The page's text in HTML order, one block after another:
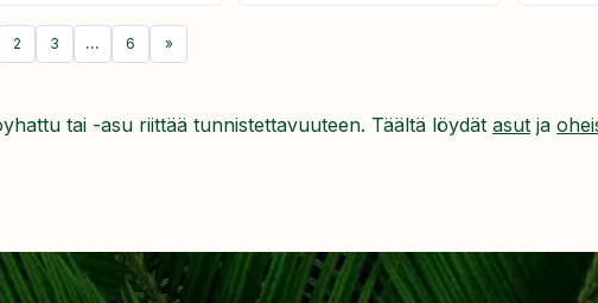
2 3 … 6 »
tai -asu riittää tunnistettavuuteen. Täältä löydät asut ja